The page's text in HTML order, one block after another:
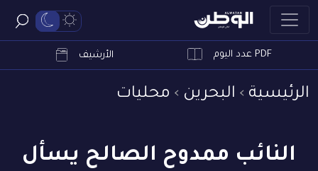
PDF عدد اليوم الأرشيف
الرئيسية البحرين محليات
النائب ممدوح الصالح يسأل